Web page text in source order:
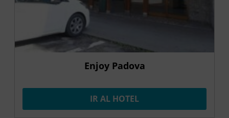
Enjoy Padova
IR AL HOTEL